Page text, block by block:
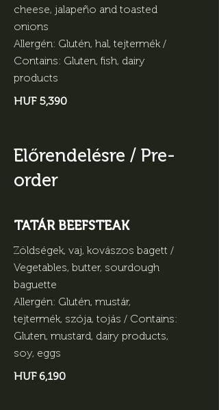
cheese, jalapeño and toasted
onions
Allergén: Glutén, hal, tejtermék /
Contains: Gluten, fish, dairy
products
HUF 5,390
Előrendelésre / Pre-
order
TATÁR BEEFSTEAK
Zöldségek, vaj, kovászos bagett /
Vegetables, butter, sourdough
baguette
Allergén: Glutén, mustár,
tejtermék, szója, tojás / Contains:
Gluten, mustard, dairy products,
soy, eggs
HUF 6,190